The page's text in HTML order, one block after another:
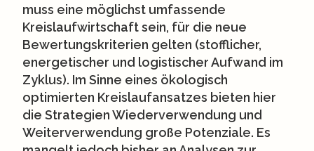
muss eine möglichst umfassende
Kreislaufwirtschaft sein, für die neue
Bewertungskriterien gelten (stofflicher,
energetischer und logistischer Aufwand im
Zyklus). Im Sinne eines ökologisch
optimierten Kreislaufansatzes bieten hier
die Strategien Wiederverwendung und
Weiterverwendung große Potenziale. Es